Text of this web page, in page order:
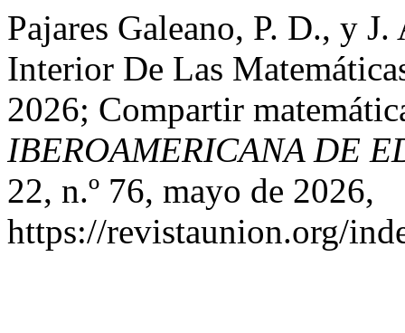
Pajares Galeano, P. D., y
Interior De Las
2026; Compartir
IBEROAMERICANA DE
22, n.º 76, mayo de 2026,
https://revistaunion.org/